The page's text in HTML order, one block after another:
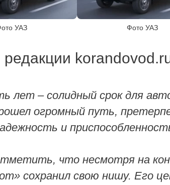
УАЗ Фото УАЗ
лет – солидный срок для
огромный путь,
и
что несмотря на
сохранил свою нишу. Его